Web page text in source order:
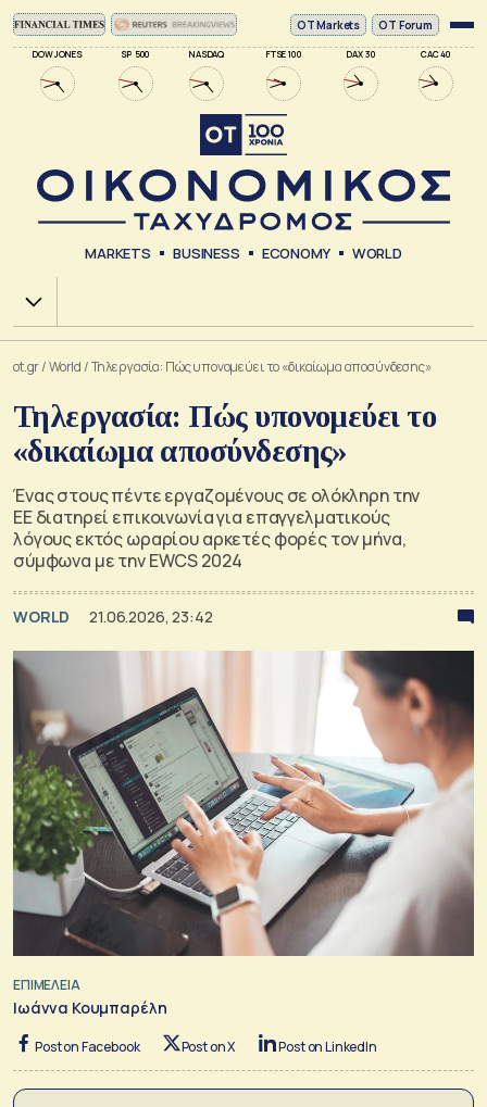
DOW JONES SP 500 NASDAQ FTSE 100 DAX 30 CAC 40
ΟΤ Markets OT Forum
MARKETS BUSINESS ECONOMY WORLD
Χ.Α.
ot.gr/World /Τηλεργασία: Πώς υπονομεύει το «δικαίωμα αποσύνδεσης»
Τηλεργασία: Πώς υπονομεύει το
«δικαίωμα αποσύνδεσης»
Ένας στους πέντε εργαζομένους σε ολόκληρη την
ΕΕ διατηρεί επικοινωνία για επαγγελματικούς
λόγους εκτός ωραρίου αρκετές φορές τον μήνα,
σύμφωνα με την EWCS 2024
WORLD 21.06.2026, 23:42
ΕΠΙΜΕΛΕΙΑ
Ιωάννα Κουμπαρέλη
Post on Facebook Post on X Post on LinkedIn